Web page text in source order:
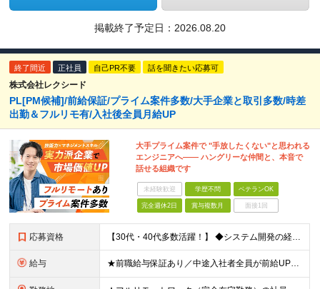
掲載終了予定日： 2026.08.20
終了間近 正社員 自己PR不要 話を聞きたい応募可
株式会社レクシード
PL[PM候補]/前給保証/プライム案件多数/大手企業と取引多数/時差
出勤＆フルリモ有/入社後全員月給UP
大手プライム案件で "手放したくない"と思われる
エンジニアへ―― ハングリーな仲間と、本音で
話せる組織です
未経験歓迎 学歴不問 ベテランOK
完全週休2日 賞与複数月 面接1回
応募資格 【30代・40代多数活躍！】 ◆システム開発の経験をお持ちの方 └詳細設計～リリースまでの経験を想定（目安：3年程度） ◆学歴不問 ★当社が大切にしているのは「会話を通じて相手の課題を理解できる力」
給与 ★前職給与保証あり／中途入社者全員が前給UPで入社！ ■月給40万円～＋賞与（年2回）＋諸手当 ※試用期間3ヶ月あり。期間中の条件変更なし ※経験やスキルを考慮のうえ、決定いたします。 ※固定残業代